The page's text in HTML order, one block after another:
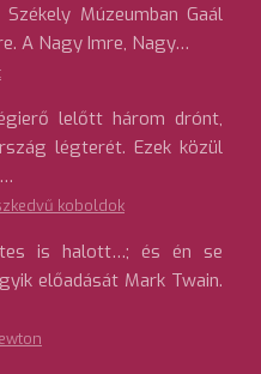
Múzeumban Gaál
A Nagy Imre, Nagy…
lelőtt három drónt,
légterét. Ezek közül
koboldok
is halott…; és én se
előadását Mark Twain.